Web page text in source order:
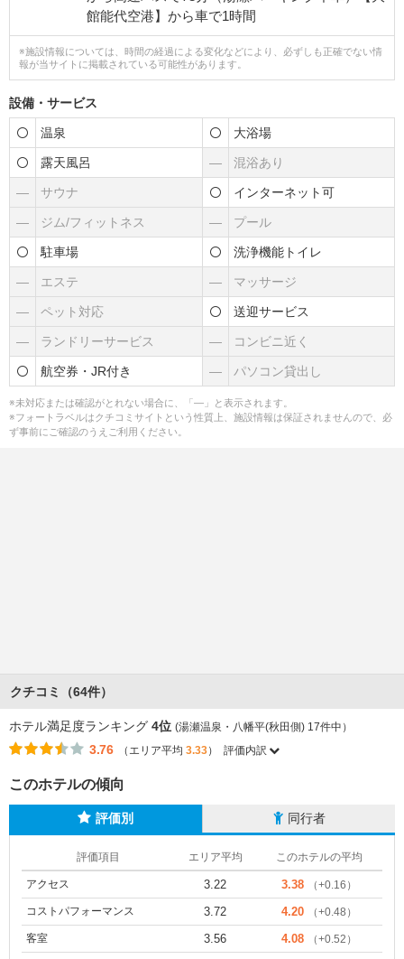
館能代空港】から車で1時間
※施設情報については、時間の経過による変化などにより、必ずしも正確でない情
報が当サイトに掲載されている可能性があります。
設備・サービス
温泉 大浴場
露天風呂 ― 混浴あり
― サウナ インターネット可
― ジム/フィットネス ― プール
駐車場 洗浄機能トイレ
― エステ ― マッサージ
― ペット対応 送迎サービス
― ランドリーサービス ― コンビニ近く
航空券・JR付き ― パソコン貸出し
※未対応または確認がとれない場合に、「―」と表示されます。
※フォートラベルはクチコミサイトという性質上、施設情報は保証されませんので、必
ず事前にご確認のうえご利用ください。
クチコミ（64件）
ホテル満足度ランキング 4位 (湯瀬温泉・八幡平(秋田側) 17件中）
3.76 （エリア平均 3.33） 評価内訳
このホテルの傾向
評価別 同行者
評価項目 エリア平均 このホテルの平均
アクセス 3.22 3.38 （+0.16）
コストパフォーマンス 3.72 4.20 （+0.48）
客室 3.56 4.08 （+0.52）